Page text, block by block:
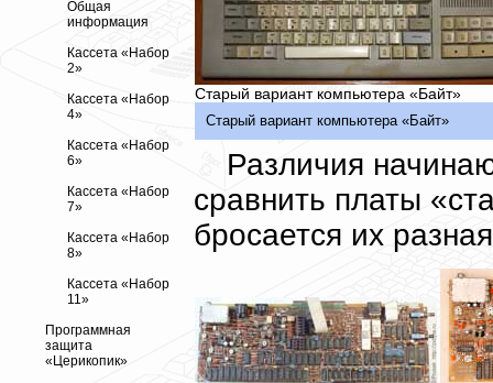
Общая
информация
Кассета «Набор
2»
Кассета «Набор
4»
Кассета «Набор
6»
Кассета «Набор
7»
Кассета «Набор
8»
Кассета «Набор
11»
Программная
защита
«Церикопик»
Старый вариант компьютера «Байт»
Старый вариант компьютера «Байт»
Различия
сравнить платы
бросается их